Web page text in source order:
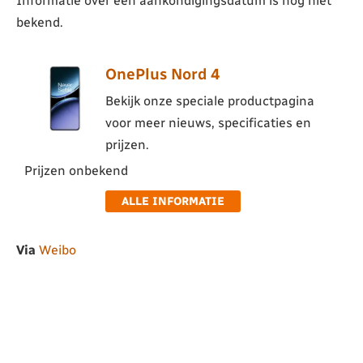
bekend.
OnePlus Nord 4
Bekijk onze speciale productpagina
voor meer nieuws, specificaties en
prijzen.
Prijzen onbekend
ALLE INFORMATIE
Via Weibo